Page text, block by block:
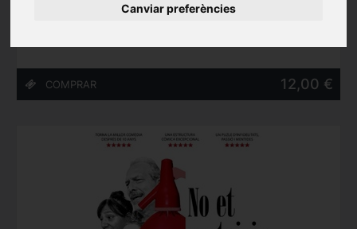
Canviar preferències
12,00 €